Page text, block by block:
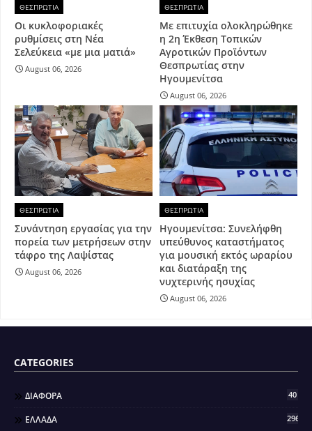
ΘΕΣΠΡΩΤΙΑ
Οι κυκλοφοριακές
ρυθμίσεις στη Νέα
Σελεύκεια «με μια ματιά»
August 06, 2026
ΘΕΣΠΡΩΤΙΑ
Με επιτυχία ολοκληρώθηκε
η 2η Έκθεση Τοπικών
Αγροτικών Προϊόντων
Θεσπρωτίας στην
Ηγουμενίτσα
August 06, 2026
ΘΕΣΠΡΩΤΙΑ
Συνάντηση εργασίας για την
πορεία των μετρήσεων στην
τάφρο της Λαψίστας
August 06, 2026
ΘΕΣΠΡΩΤΙΑ
Ηγουμενίτσα: Συνελήφθη
υπεύθυνος καταστήματος
για μουσική εκτός ωραρίου
και διατάραξη της
νυχτερινής ησυχίας
August 06, 2026
CATEGORIES
ΔΙΑΦΟΡΑ 40
ΕΛΛΑΔΑ 296